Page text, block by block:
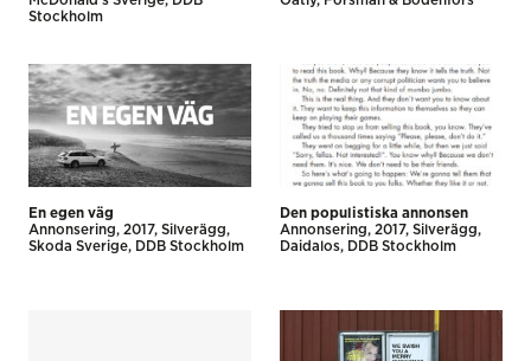
Stockholm
En egen väg
Annonsering
2017 Silverägg
Skoda Sverige
DDB Stockholm
Den populistiska annonsen
Annonsering
2017 Silverägg
Daidalos
DDB Stockholm